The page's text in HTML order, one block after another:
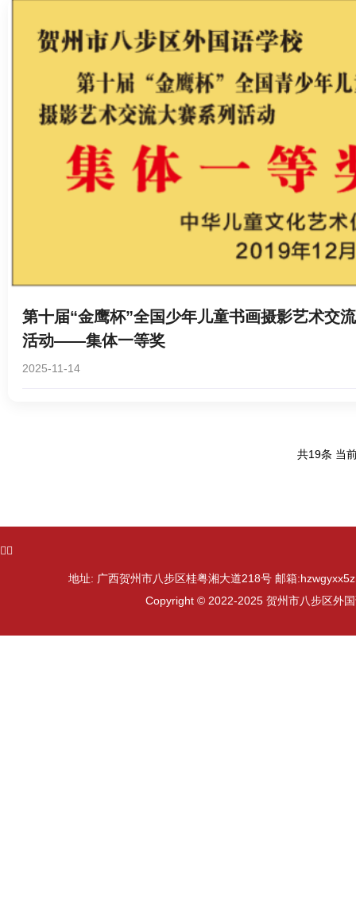
第十届“金鹰杯”全国少年儿童书画摄影艺术交
活动——集体一等奖
2025-11-14
共19条 当
ᅟᅠ
地址: 广西贺州市八步区桂粤湘大道218号 邮箱
Copyright © 2022-2025 贺州市八步区外